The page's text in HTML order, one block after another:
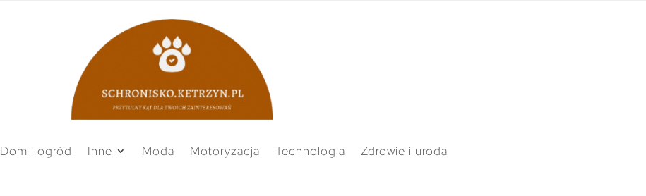
Dom i ogród Inne Moda Motoryzacja Technologia Zdrowie i uroda